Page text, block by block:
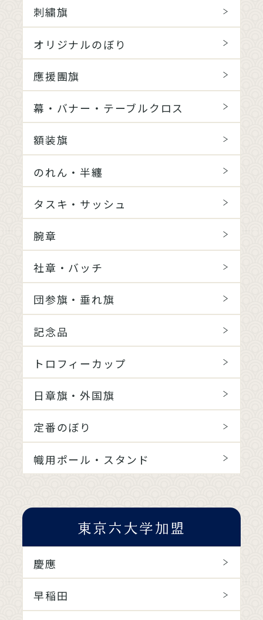
刺繍旗
オリジナルのぼり
應援團旗
幕・バナー・テーブルクロス
額装旗
のれん・半纏
タスキ・サッシュ
腕章
社章・バッチ
団参旗・垂れ旗
記念品
トロフィーカップ
日章旗・外国旗
定番のぼり
幟用ポール・スタンド
東京六大学加盟
慶應
早稲田